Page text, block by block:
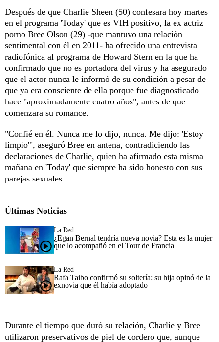
Después de que Charlie Sheen (50) confesara hoy martes
en el programa 'Today' que es VIH positivo, la ex actriz
porno Bree Olson (29) -que mantuvo una relación
sentimental con él en 2011- ha ofrecido una entrevista
radiofónica al programa de Howard Stern en la que ha
confirmado que no es portadora del virus y ha asegurado
que el actor nunca le informó de su condición a pesar de
que ya era consciente de ella porque fue diagnosticado
hace "aproximadamente cuatro años", antes de que
comenzara su romance.
"Confié en él. Nunca me lo dijo, nunca. Me dijo: 'Estoy
limpio'", aseguró Bree en antena, contradiciendo las
declaraciones de Charlie, quien ha afirmado esta misma
mañana en 'Today' que siempre ha sido honesto con sus
parejas sexuales.
Últimas Noticias
La Red
¿Egan Bernal tendría nueva novia? Esta es la mujer
que lo acompañó en el Tour de Francia
La Red
Rafa Taibo confirmó su soltería: su hija opinó de la
exnovia que él había adoptado
Durante el tiempo que duró su relación, Charlie y Bree
utilizaron preservativos de piel de cordero que, aunque